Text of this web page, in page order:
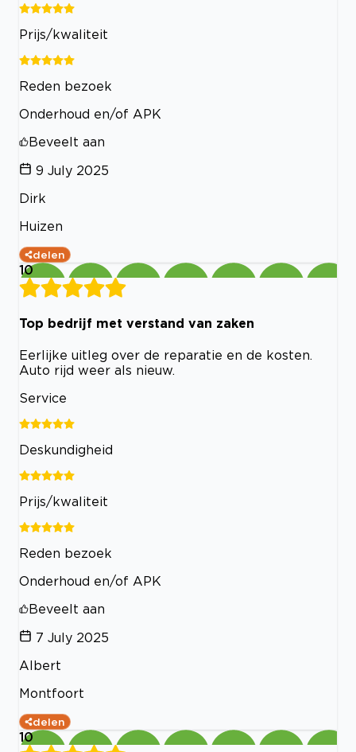
Prijs/kwaliteit
Reden bezoek
Onderhoud en/of APK
Beveelt aan
9 July 2025
Dirk
Huizen
delen
10
Top bedrijf met verstand van zaken
Eerlijke uitleg over de reparatie en de kosten.
Auto rijd weer als nieuw.
Service
Deskundigheid
Prijs/kwaliteit
Reden bezoek
Onderhoud en/of APK
Beveelt aan
7 July 2025
Albert
Montfoort
delen
10